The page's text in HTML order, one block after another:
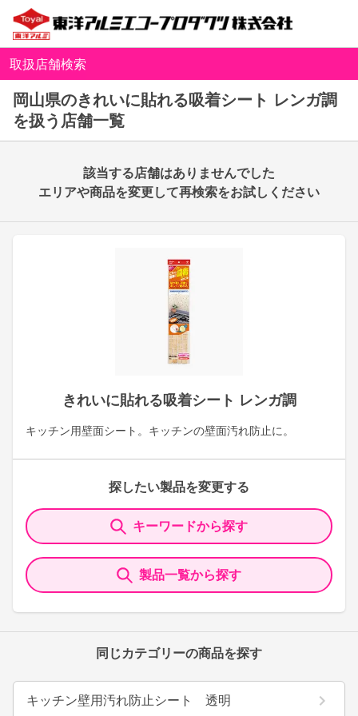
取扱店舗検索
岡山県のきれいに貼れる吸着シート レンガ調
を扱う店舗一覧
きれいに貼れる吸着シート レンガ調
キッチン用壁面シート。キッチンの壁面汚れ防止に。
探したい製品を変更する
キーワードから探す
製品一覧から探す
同じカテゴリーの商品を探す
キッチン壁用汚れ防止シート 透明
該当する店舗はありませんでした
エリアや商品を変更して再検索をお試しください